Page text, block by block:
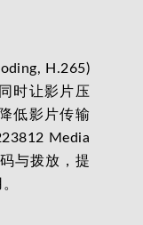
H.265)
时让影片压
低影片传输
Media
与拨放，提